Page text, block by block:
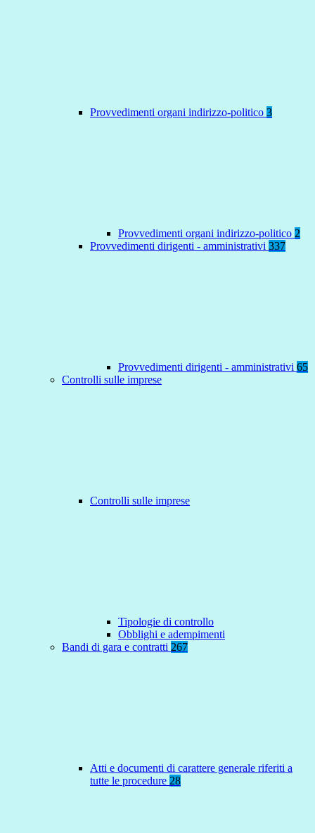
Provvedimenti organi indirizzo-politico 3
Provvedimenti organi indirizzo-politico 2
Provvedimenti dirigenti - amministrativi 337
Provvedimenti dirigenti - amministrativi 65
Controlli sulle imprese
Controlli sulle imprese
Tipologie di controllo
Obblighi e adempimenti
Bandi di gara e contratti 267
Atti e documenti di carattere generale riferiti a
tutte le procedure 28